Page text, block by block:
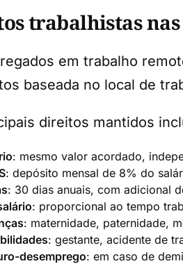
trabalhistas
em trabalho
baseada no local de
direitos mantidos
: mesmo valor acordado,
: depósito mensal de 8% do
: 30 dias anuais, com adicional
: proporcional ao tempo
: maternidade, paternidade,
: gestante, acidente de
desemprego: em caso de